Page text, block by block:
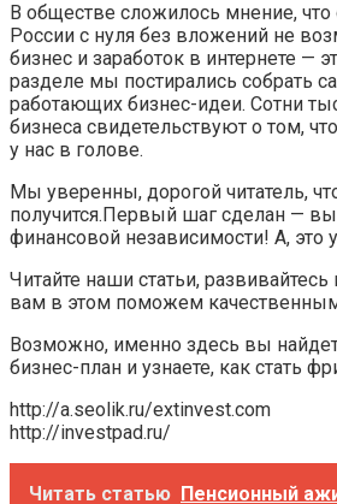
В обществе сложилось мнение, что
России с нуля без вложений не
бизнес и заработок в интернете —
разделе мы постирались собрать
работающих бизнес-идеи. Сотни
бизнеса свидетельствуют о том,
у нас в голове.
Мы уверенны, дорогой читатель,
получится.Первый шаг сделан —
финансовой независимости! А, это
Читайте наши статьи,
вам в этом поможем
Возможно, именно здесь вы
бизнес-план и узнаете, как стать
http://a.seolik.ru/extinvest.com
http://investpad.ru/
Читать статью Пенсионный